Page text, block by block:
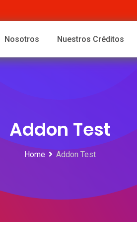
Nosotros Nuestros Créditos
Addon Test
Home Addon Test